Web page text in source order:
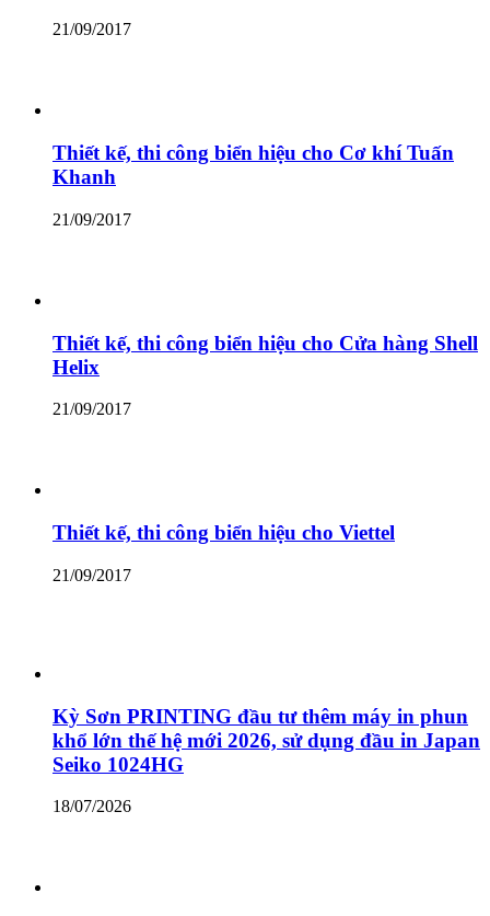
21/09/2017
Thiết kế, thi công biển hiệu cho Cơ khí Tuấn
Khanh
21/09/2017
Thiết kế, thi công biển hiệu cho Cửa hàng Shell
Helix
21/09/2017
Thiết kế, thi công biển hiệu cho Viettel
21/09/2017
Kỳ Sơn PRINTING đầu tư thêm máy in phun
khổ lớn thế hệ mới 2026, sử dụng đầu in Japan
Seiko 1024HG
18/07/2026